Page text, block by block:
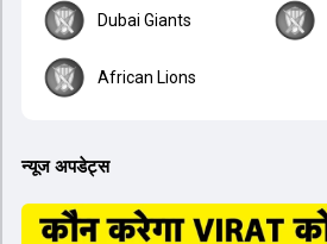
Dubai Giants
African Lions
न्यूज अपडेट्स